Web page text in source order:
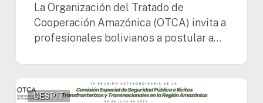
La Organización del Tratado de
Cooperación Amazónica (OTCA) invita a
profesionales bolivianos a postular a…
Países
amazónicos
CESPIT